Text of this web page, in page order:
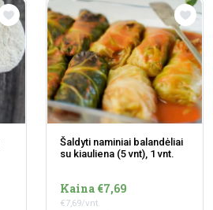
Šaldyti naminiai balandėliai
su kiauliena (5 vnt), 1 vnt.
Kaina €7,69
€7,69/vnt.